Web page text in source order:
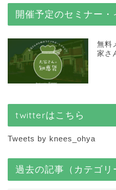
開催予定のセミナー・
無料
家さ
twitterはこちら
Tweets by knees_ohya
過去の記事（カテゴリ